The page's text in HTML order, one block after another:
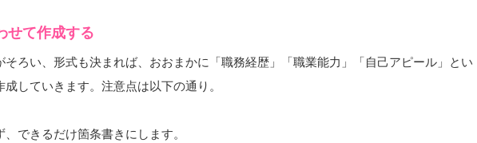
て作成する
そろい、形式も決まれば、おおまかに「職務経歴」「職業能力」「自己アピール」とい
成していきます。注意点は以下の通り。
できるだけ箇条書きにします。